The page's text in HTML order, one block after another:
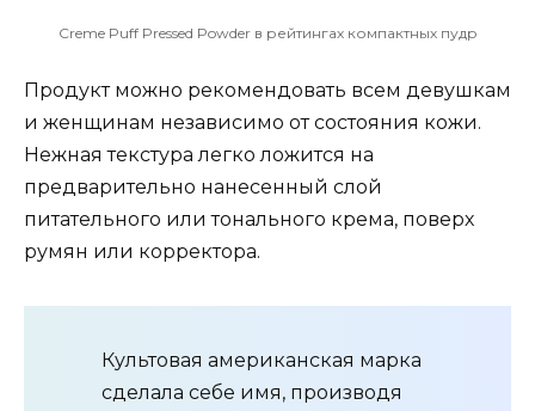
Creme Puff Pressed Powder в рейтингах компактных пудр
Продукт можно рекомендовать всем девушкам
и женщинам независимо от состояния кожи.
Нежная текстура легко ложится на
предварительно нанесенный слой
питательного или тонального крема, поверх
румян или корректора.
Культовая американская марка
сделала себе имя, производя